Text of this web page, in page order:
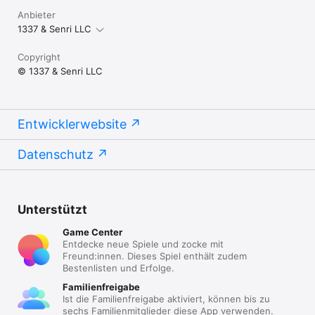
Anbieter
1337 & Senri LLC
Copyright
© 1337 & Senri LLC
Entwicklerwebsite
Datenschutz
Unterstützt
Game Center
Entdecke neue Spiele und zocke mit
Freund:innen. Dieses Spiel enthält zudem
Bestenlisten und Erfolge.
Familienfreigabe
Ist die Familienfreigabe aktiviert, können bis zu
sechs Familienmitglieder diese App verwenden.